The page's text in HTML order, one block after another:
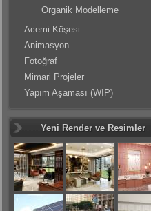
Organik Modelleme
Acemi Köşesi
Animasyon
Fotoğraf
Mimari Projeler
Yapım Aşaması (WIP)
Yeni Render ve Resimler